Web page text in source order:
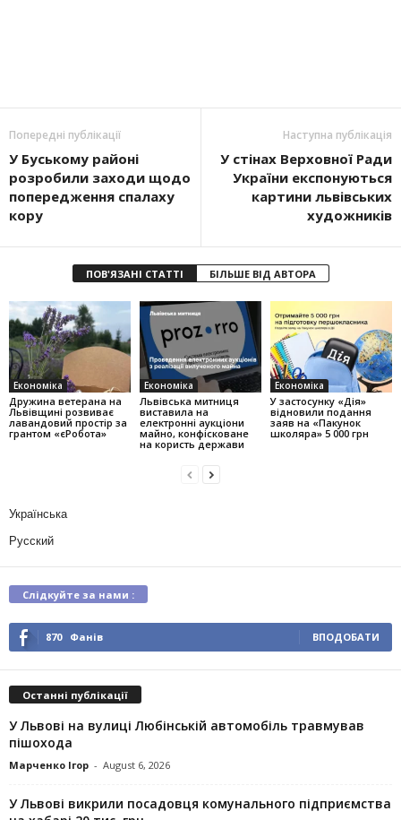
Попередні публікації
У Буському районі
розробили заходи щодо
попередження спалаху
кору
Наступна публікація
У стінах Верховної Ради
України експонуються
картини львівських
художників
ПОВ'ЯЗАНІ СТАТТІ БІЛЬШЕ ВІД АВТОРА
Економіка
Дружина ветерана на
Львівщині розвиває
лавандовий простір за
грантом «єРобота»
Економіка
Львівська митниця
виставила на
електронні аукціони
майно, конфісковане
на користь держави
Економіка
У застосунку «Дія»
відновили подання
заяв на «Пакунок
школяра» 5 000 грн
Українська
Русский
Слідкуйте за нами :
870 Фанів ВПОДОБАТИ
Останні публікації
У Львові на вулиці Любінській автомобіль травмував
пішохода
Марченко Ігор - August 6, 2026
У Львові викрили посадовця комунального підприємства